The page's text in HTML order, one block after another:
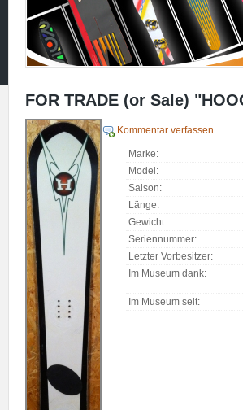
FOR TRADE (or Sale)
Kommentar verfassen
Marke:
Model:
Saison:
Länge:
Gewicht:
Seriennummer:
Letzter Vorbesitzer:
Im Museum dank:
Im Museum seit: